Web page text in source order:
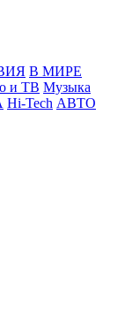
В МИРЕ
и ТВ Музыка
Hi-Tech АВТО